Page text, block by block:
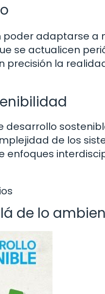
poder adaptarse a
se actualicen
la
de los
de lo